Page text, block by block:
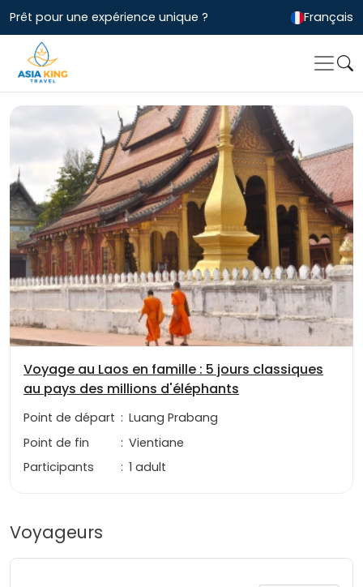
Prêt pour une expérience unique ? Français
Voyageurs
Voyage au Laos en famille : 5 jours classiques
au pays des millions d'éléphants
Point de départ : Luang Prabang
Point de fin
: Vientiane
Participants
: 1 adult